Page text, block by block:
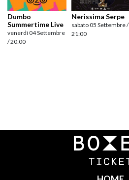
Dumbo
Summertime Live
venerdì 04 Settembre
/ 20:00
Nerissima Serpe
sabato 05 Settembre /
21:00
Navigazione